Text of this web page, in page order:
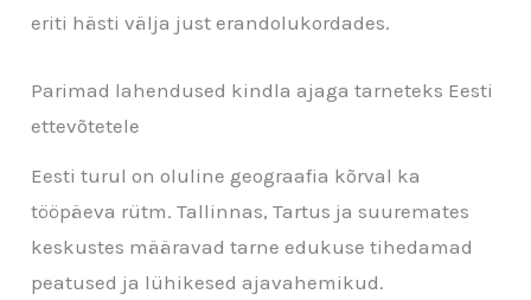
eriti hästi välja just erandolukordades.
Parimad lahendused kindla ajaga tarneteks Eesti
ettevõtetele
Eesti turul on oluline geograafia kõrval ka
tööpäeva rütm. Tallinnas, Tartus ja suuremates
keskustes määravad tarne edukuse tihedamad
peatused ja lühikesed ajavahemikud.